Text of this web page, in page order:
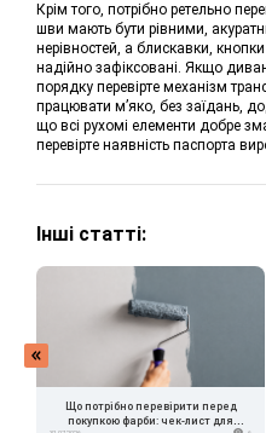
Крім того, потрібно ретельно
шви мають бути рівними,
нерівностей, а блискавки,
надійно зафіксовані. Якщо
порядку перевірте механізм
працювати м’яко, без заїдань,
що всі рухомі елементи добре
перевірте наявність паспорта
Інші статті:
Що потрібно перевірити перед
покупкою фарби: чек-лист для